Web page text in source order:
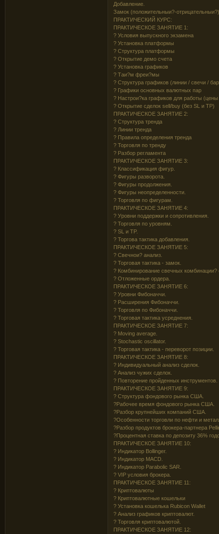
Добавление.
Замок (положительныи?-
ПРАКТИЧЕСКИЙ КУРС:
ПРАКТИЧЕСКОЕ ЗАНЯТИЕ 1:
? Условия выпускного экзамена
? Установка платформы
? Структура платформы
? Открытие демо счета
? Установка графиков
? Таи?м фреи?мы
? Структура графиков (линии / свечи /
? Графики основных валютных пар
? Настрои?ка графиков для работы
? Открытие сделок sell/buy (без SL и TP)
ПРАКТИЧЕСКОЕ ЗАНЯТИЕ 2:
? Структура тренда
? Линии тренда
? Правила определения тренда
? Торговля по тренду
? Разбор регламента
ПРАКТИЧЕСКОЕ ЗАНЯТИЕ 3:
? Классификация фигур.
? Фигуры разворота.
? Фигуры продолжения.
? Фигуры неопределенности.
? Торговля по фигурам.
ПРАКТИЧЕСКОЕ ЗАНЯТИЕ 4:
? Уровни поддержки и сопротивления.
? Торговля по уровням.
? SL и TP.
? Торгова тактика добавления.
ПРАКТИЧЕСКОЕ ЗАНЯТИЕ 5:
? Свечнои? анализ.
? Торговая тактика - замок.
? Комбинирование свечных комбинации?
? Отложенные ордера.
ПРАКТИЧЕСКОЕ ЗАНЯТИЕ 6:
? Уровни Фибоначчи.
? Расширения Фибоначчи.
? Торговля по Фибоначчи.
? Торговая тактика усреднения.
ПРАКТИЧЕСКОЕ ЗАНЯТИЕ 7:
? Moving average.
? Stochastic oscillator.
? Торговая тактика - переворот позиции.
ПРАКТИЧЕСКОЕ ЗАНЯТИЕ 8:
? Индивидуальный анализ сделок.
? Анализ чужих сделок.
? Повторение пройденных инструментов.
ПРАКТИЧЕСКОЕ ЗАНЯТИЕ 9:
? Структура фондового рынка США.
?Рабочее время фондового рынка США.
?Разбор крупнейших компаний США.
?Особенности торговли по нефти и
?Разбор продуктов брокера-партнера
?Процентная ставка по депозиту 36%
ПРАКТИЧЕСКОЕ ЗАНЯТИЕ 10:
? Индикатор Bollinger.
? Индикатор MACD.
? Индикатор Parabolic SAR.
? VIP условия брокера.
ПРАКТИЧЕСКОЕ ЗАНЯТИЕ 11:
? Криптовалюты
? Криптовалютные кошельки
? Установка кошелька Rubicon Wallet
? Анализ графиков криптовалют.
? Торговля криптовалютой.
ПРАКТИЧЕСКОЕ ЗАНЯТИЕ 12: